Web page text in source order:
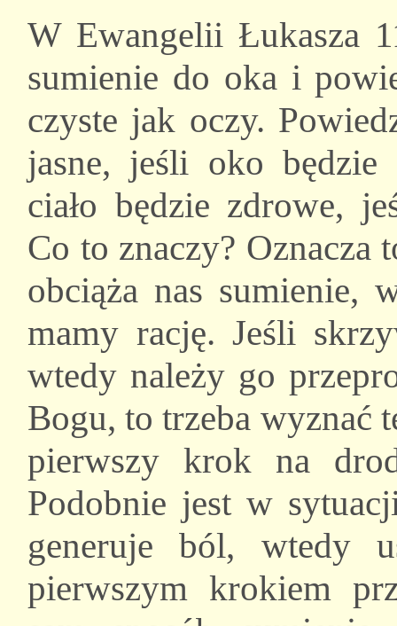
W Ewangelii Łukasza
sumienie do oka i
czyste jak oczy.
jasne, jeśli oko będzie
ciało będzie zdrowe,
Co to znaczy? Oznacza
obciąża nas sumienie,
mamy rację. Jeśli
wtedy należy go
Bogu, to trzeba wyznać
pierwszy krok na
Podobnie jest w
generuje ból, wtedy
pierwszym krokiem